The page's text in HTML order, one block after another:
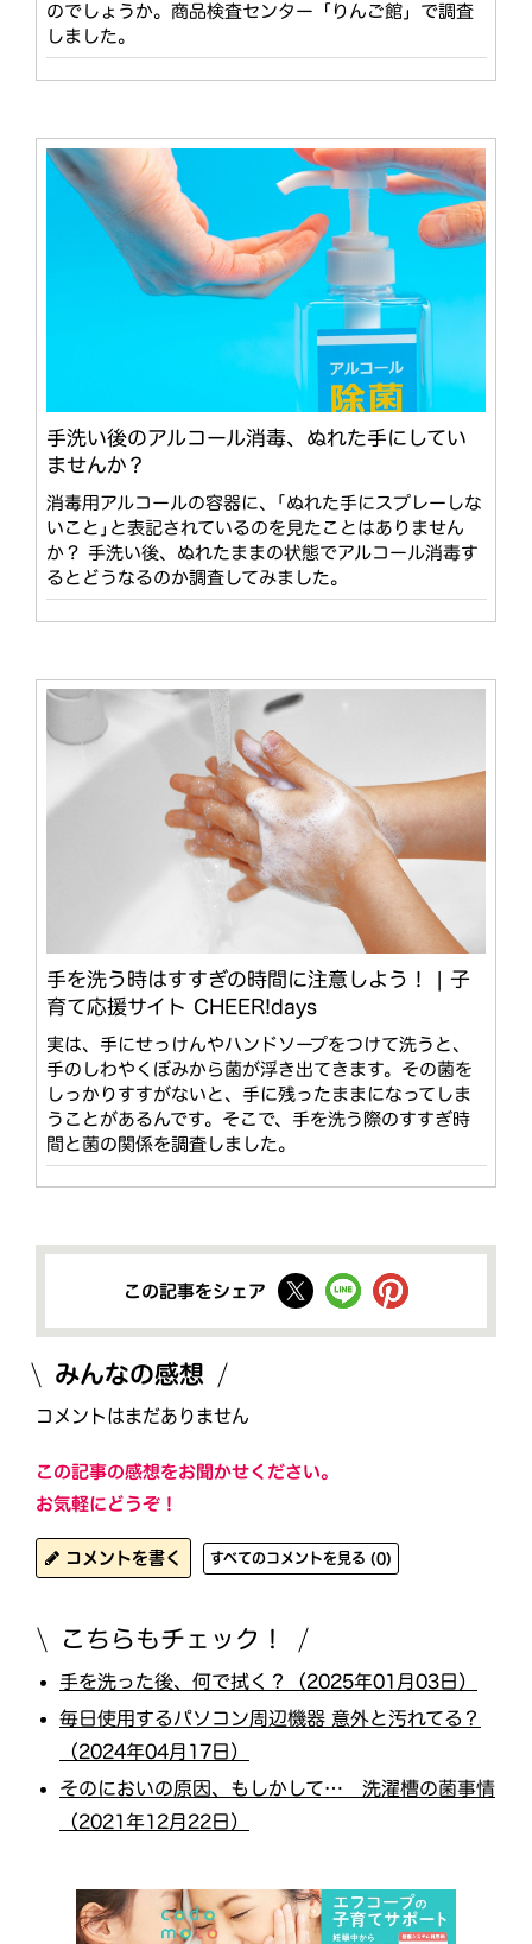
のでしょうか。商品検査センター「りんご館」で調査
しました。
手洗い後のアルコール消毒、ぬれた手にしてい
ませんか？
消毒用アルコールの容器に、｢ぬれた手にスプレーしな
いこと｣と表記されているのを見たことはありません
か？ 手洗い後、ぬれたままの状態でアルコール消毒す
るとどうなるのか調査してみました。
手を洗う時はすすぎの時間に注意しよう！ | 子
育て応援サイト CHEER!days
実は、手にせっけんやハンドソープをつけて洗うと、
手のしわやくぼみから菌が浮き出てきます。その菌を
しっかりすすがないと、手に残ったままになってしま
うことがあるんです。そこで、手を洗う際のすすぎ時
間と菌の関係を調査しました。
この記事をシェア
みんなの感想
コメントはまだありません
この記事の感想をお聞かせください。
お気軽にどうぞ！
コメントを書く すべてのコメントを見る (0)
こちらもチェック！
手を洗った後、何で拭く？（2025年01月03日）
毎日使用するパソコン周辺機器 意外と汚れてる？
（2024年04月17日）
そのにおいの原因、もしかして… 洗濯槽の菌事情
（2021年12月22日）